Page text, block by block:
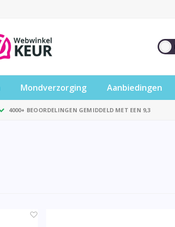
Mondverzorging Aanbiedingen
4000+ BEOORDELINGEN GEMIDDELD MET EEN 9,3